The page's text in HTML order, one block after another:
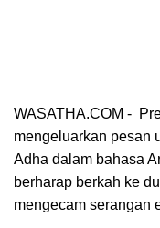
WASATHA.COM -
mengeluarkan pesan
Adha dalam bahasa
berharap berkah ke
mengecam serangan